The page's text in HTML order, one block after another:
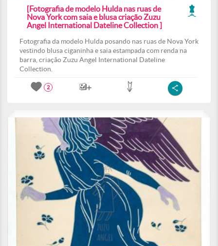
[Fotografia de modelo Hulda nas ruas de
Nova York com saia e blusa criação Zuzu
Angel International Dateline Collection ]
Fotografia da modelo Hulda posando nas ruas de Nova York
vestindo blusa ciganinha e saia estampada com renda na
barra, criação Zuzu Angel International Dateline
Collection.
2